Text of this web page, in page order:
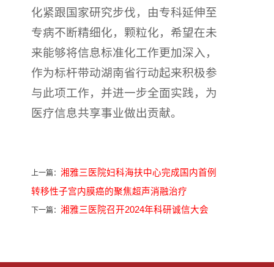
化紧跟国家研究步伐，由专科延伸至
专病不断精细化，颗粒化，希望在未
来能够将信息标准化工作更加深入，
作为标杆带动湖南省行动起来积极参
与此项工作，并进一步全面实践，为
医疗信息共享事业做出贡献。
上一篇：湘雅三医院妇科海扶中心完成国内首例
转移性子宫内膜癌的聚焦超声消融治疗
下一篇：湘雅三医院召开2024年科研诚信大会